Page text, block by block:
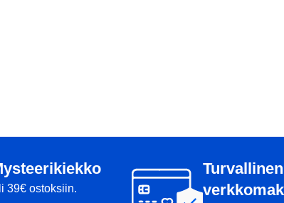
39€ ostoksiin.
Turvallinen